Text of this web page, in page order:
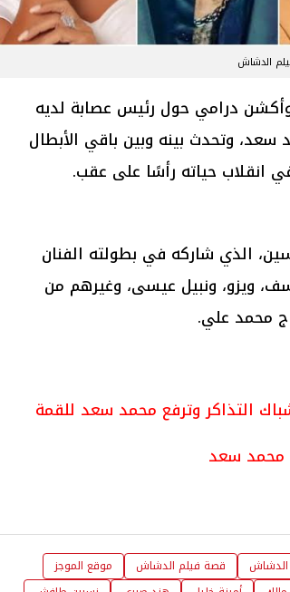
الدشاش
درامي حول رئيس عصابة لديه
وتحدث بينه وبين باقي الأبطال
انقلاب حياته رأسًا على عقب.
الذي شاركه في بطولته الفنان
ويزو، ونبيل عيسى، وغيرهم من
محمد علي.
التذاكر وترفع محمد سعد للقمة
محمد سعد
الدشاش قصة فيلم الدشاش
موقع الموجز